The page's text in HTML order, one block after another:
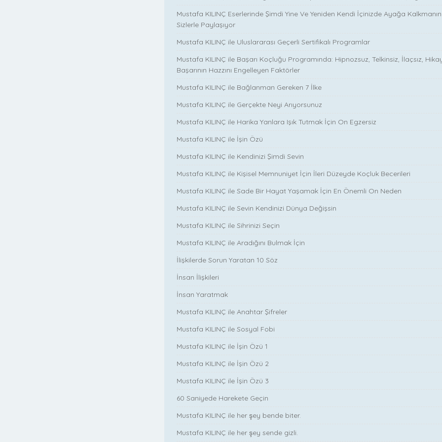
Mustafa KILINÇ Eserlerinde Şimdi Yine Ve Yeniden Kendi İçinizde Ayağa
Sizlerle Paylaşıyor
Mustafa KILINÇ ile Uluslararası Geçerli Sertifikalı Programlar
Mustafa KILINÇ ile Başarı Koçluğu Programında: Hipnozsuz, Telkinsiz, İlaçsız,
Başarının Hazzını Engelleyen Faktörler
Mustafa KILINÇ ile Bağlanman Gereken 7 İlke
Mustafa KILINÇ ile Gerçekte Neyi Arıyorsunuz
Mustafa KILINÇ ile Harika Yanlara Işık Tutmak İçin On Egzersiz
Mustafa KILINÇ ile İşin Özü
Mustafa KILINÇ ile Kendinizi Şimdi Sevin
Mustafa KILINÇ ile Kişisel Memnuniyet İçin İleri Düzeyde Koçluk Becerileri
Mustafa KILINÇ ile Sade Bir Hayat Yaşamak İçin En Önemli On Neden
Mustafa KILINÇ ile Sevin Kendinizi Dünya Değişsin
Mustafa KILINÇ ile Sihrinizi Seçin
Mustafa KILINÇ ile Aradığını Bulmak İçin
İlişkilerde Sorun Yaratan 10 Söz
İnsan İlişkileri
İnsan Yaratmak
Mustafa KILINÇ ile Anahtar Şifreler
Mustafa KILINÇ ile Sosyal Fobi
Mustafa KILINÇ ile İşin Özü 1
Mustafa KILINÇ ile İşin Özü 2
Mustafa KILINÇ ile İşin Özü 3
60 Saniyede Harekete Geçin
Mustafa KILINÇ ile her şey bende biter.
Mustafa KILINÇ ile her şey sende gizli.